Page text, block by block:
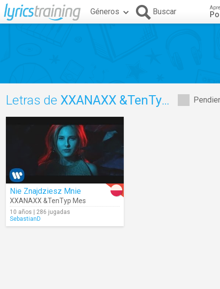
Géneros Buscar
Letras de XXANAXX &TenTyp Mes
Nie Znajdziesz Mnie
XXANAXX &TenTyp Mes
10 años | 286 jugadas
SebastianD